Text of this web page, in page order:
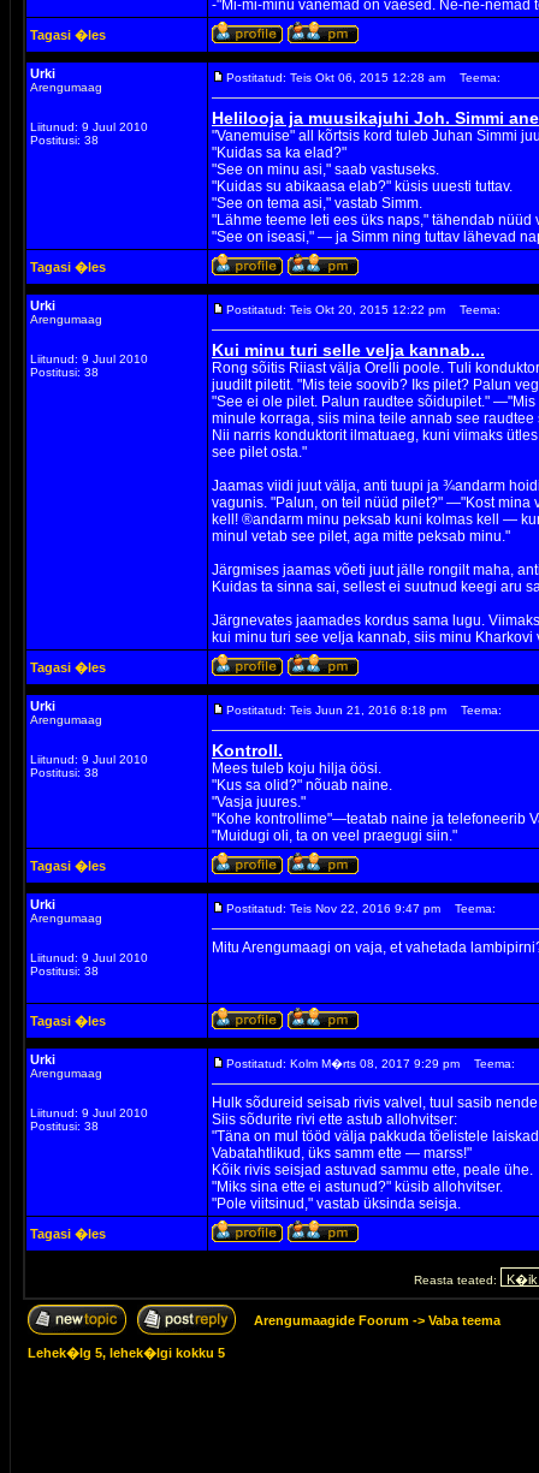
-"Mi-mi-minu vanemad on vaesed. Ne-ne-
Tagasi �les
Urki
Arengumaag
Liitunud: 9 Juul 2010
Postitusi: 38
Postitatud: Teis Okt 06, 2015 12:28 am Teema:
Helilooja ja muusikajuhi Joh. Simmi
"Vanemuise" all kõrtsis kord tuleb Juhan Simmi
"Kuidas sa ka elad?"
"See on minu asi," saab vastuseks.
"Kuidas su abikaasa elab?" küsis uuesti tuttav.
"See on tema asi," vastab Simm.
"Lähme teeme leti ees üks naps," tähendab nüüd
"See on iseasi," — ja Simm ning tuttav lähevad
Tagasi �les
Urki
Arengumaag
Liitunud: 9 Juul 2010
Postitusi: 38
Postitatud: Teis Okt 20, 2015 12:22 pm Teema:
Kui minu turi selle velja kannab...
Rong sõitis Riiast välja Orelli poole. Tuli
juudilt piletit. "Mis teie soovib? Iks pilet? Palun
"See ei ole pilet. Palun raudtee sõidupilet."
minule korraga, siis mina teile annab see
Nii narris konduktorit ilmatuaeg, kuni viimaks
see pilet osta."
Jaamas viidi juut välja, anti tuupi ja ¾andarm
vagunis. "Palun, on teil nüüd pilet?" —"Kost
kell! ®andarm minu peksab kuni kolmas kell —
minul vetab see pilet, aga mitte peksab minu."
Järgmises jaamas võeti juut jälle rongilt maha,
Kuidas ta sinna sai, sellest ei suutnud keegi aru
Järgnevates jaamades kordus sama lugu.
kui minu turi see velja kannab, siis minu Kharkovi
Tagasi �les
Urki
Arengumaag
Liitunud: 9 Juul 2010
Postitusi: 38
Postitatud: Teis Juun 21, 2016 8:18 pm Teema:
Kontroll.
Mees tuleb koju hilja öösi.
"Kus sa olid?" nõuab naine.
"Vasja juures."
"Kohe kontrollime"—teatab naine ja telefoneerib
"Muidugi oli, ta on veel praegugi siin."
Tagasi �les
Urki
Arengumaag
Liitunud: 9 Juul 2010
Postitusi: 38
Postitatud: Teis Nov 22, 2016 9:47 pm Teema:
Mitu Arengumaagi on vaja, et vahetada
Tagasi �les
Urki
Arengumaag
Liitunud: 9 Juul 2010
Postitusi: 38
Postitatud: Kolm M�rts 08, 2017 9:29 pm Teema:
Hulk sõdureid seisab rivis valvel, tuul sasib
Siis sõdurite rivi ette astub allohvitser:
"Täna on mul tööd välja pakkuda tõelistele
Vabatahtlikud, üks samm ette — marss!"
Kõik rivis seisjad astuvad sammu ette, peale ühe.
"Miks sina ette ei astunud?" küsib allohvitser.
"Pole viitsinud," vastab üksinda seisja.
Tagasi �les
Reasta teated:
Arengumaagide Foorum -> Vaba teema
Lehek�lg 5, lehek�lgi kokku 5